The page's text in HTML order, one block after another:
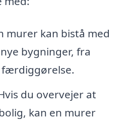
murer kan bistå med
bygninger, fra
du overvejer at
kan en murer